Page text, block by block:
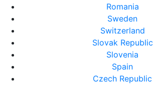
Romania
Sweden
Switzerland
Slovak Republic
Slovenia
Spain
Czech Republic